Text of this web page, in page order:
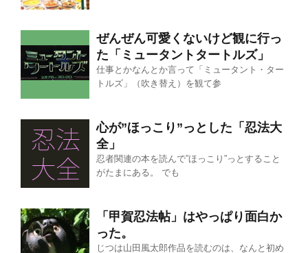
ぜんぜん可愛くないけど観に行っ
た「ミュータントタートルズ」
仕事とかなんとか言って「ミュータント・ター
トルズ」（吹き替え）を観て参
心が”ほっこり”っとした「忍法大
全」
忍者関連の本を読んで”ほっこり”っとすること
がたまにある。 でも
「甲賀忍法帖」はやっぱり面白か
った。
じつは山田風太郎作品を読むのは、なんと初め